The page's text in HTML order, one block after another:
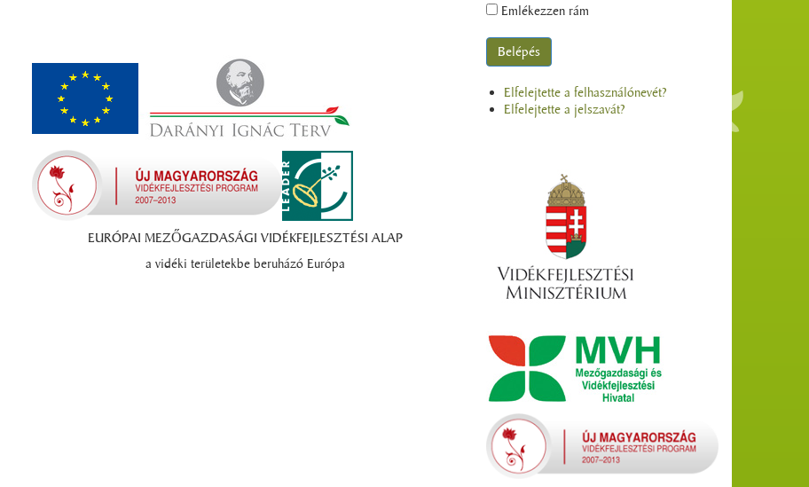
EURÓPAI MEZŐGAZDASÁGI VIDÉKFEJLESZTÉSI ALAP
a vidéki területekbe beruházó Európa
Emlékezzen rám
Elfelejtette a felhasználónevét?
Elfelejtette a jelszavát?